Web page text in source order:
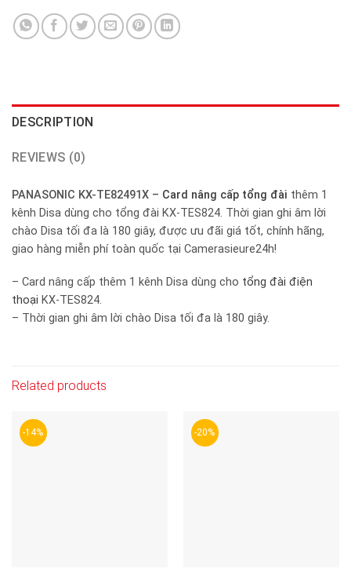
DESCRIPTION
REVIEWS (0)
PANASONIC KX-TE82491X – Card nâng cấp tổng đài thêm 1
kênh Disa dùng cho tổng đài KX-TES824. Thời gian ghi âm lời
chào Disa tối đa là 180 giây, được ưu đãi giá tốt, chính hãng,
giao hàng miễn phí toàn quốc tại Camerasieure24h!
– Card nâng cấp thêm 1 kênh Disa dùng cho tổng đài điện
thoại KX-TES824.
– Thời gian ghi âm lời chào Disa tối đa là 180 giây.
Related products
-14% -20%